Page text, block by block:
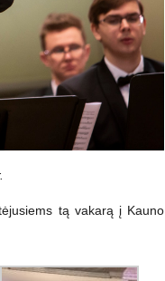
tą vakarą į Kauno